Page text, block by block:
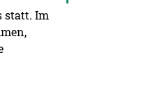
statt. Im